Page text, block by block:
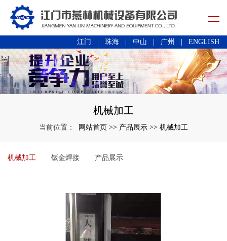
江门 珠海 中山 广州 ENGLISH
机械加工
当前位置： 网站首页 >> 产品展示 >> 机械加工
机械加工 钣金焊接 产品展示